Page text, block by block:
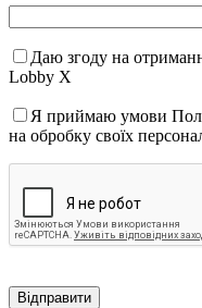
Даю згоду на
Lobby X
Я приймаю умови
на обробку своїх